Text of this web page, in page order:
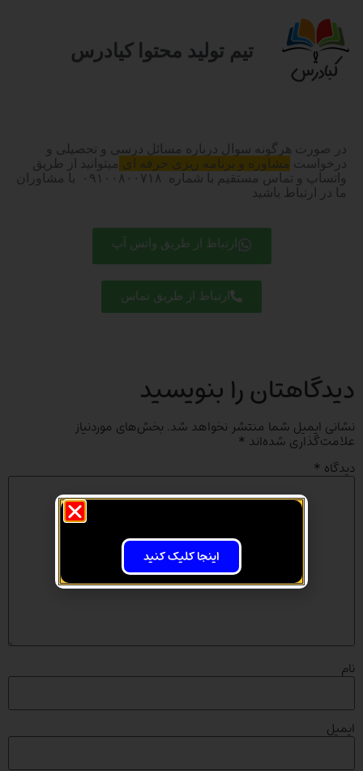
تیم تولید محتوا کیادرس
در صورت هرگونه سوال درباره مسائل درسی و تحصیلی و
درخواست مشاوره و برنامه ریزی حرفه ای میتوانید از طریق
واتساپ و تماس مستقیم با شماره ۰۹۱۰۰۸۰۰۷۱۸ با مشاوران
ما در ارتباط باشید
ارتباط از طریق واتس آپ
ارتباط از طریق تماس
دیدگاهتان را بنویسید
نشانی ایمیل شما منتشر نخواهد شد. بخش‌های موردنیاز
علامت‌گذاری شده‌اند *
دیدگاه *
نام
ایمیل
اینجا کلیک کنید